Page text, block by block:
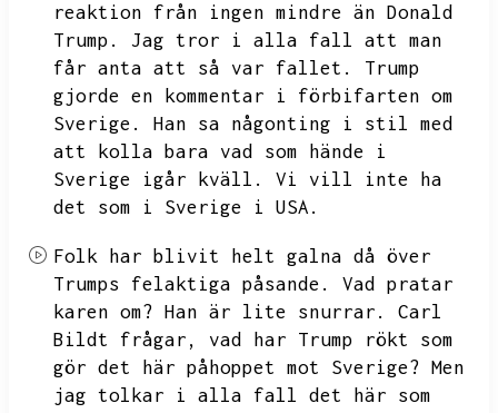
reaktion från ingen mindre än Donald
Trump.
Jag tror i alla fall att man
får anta att så var fallet.
Trump
gjorde en kommentar i förbifarten om
Sverige.
Han sa någonting i stil med
att kolla bara vad som hände i
Sverige igår kväll.
Vi vill inte ha
det som i Sverige i USA.
Folk har blivit helt galna då över
Trumps felaktiga påsande.
Vad pratar
karen om? Han är lite snurrar.
Carl
Bildt frågar,
vad har Trump rökt som
gör det här påhoppet mot Sverige? Men
jag tolkar i alla fall det här som